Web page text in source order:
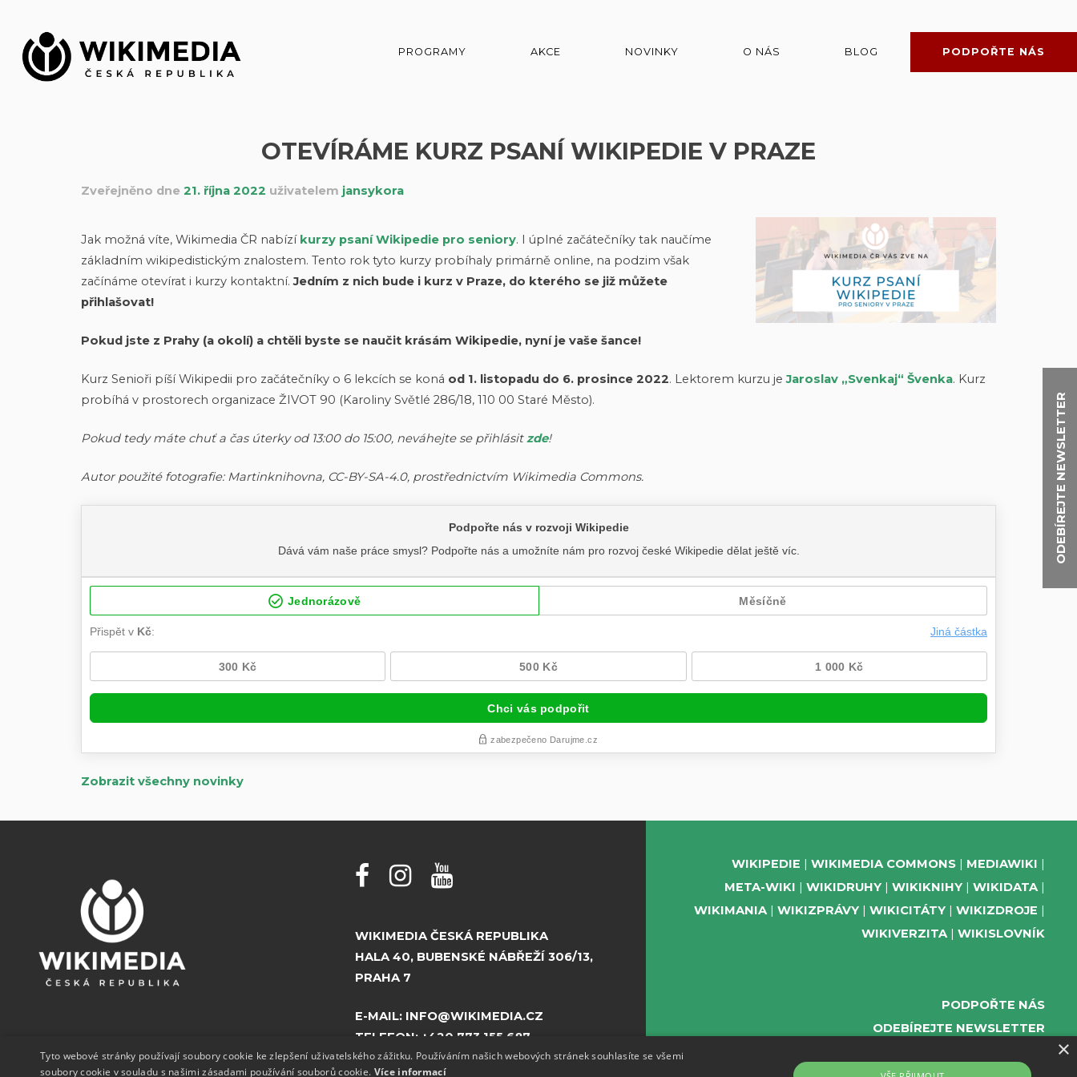
ODEBÍREJTE NEWSLETTER
obsah
PROGRAMY AKCE NOVINKY O NÁS BLOG PODPOŘTE NÁS
OTEVÍRÁME KURZ PSANÍ WIKIPEDIE V PRAZE
Zveřejněno dne 21. října 2022 uživatelem jansykora
Jak možná víte, Wikimedia ČR nabízí kurzy psaní Wikipedie pro seniory. I úplné začátečníky tak naučíme
základním wikipedistickým znalostem. Tento rok tyto kurzy probíhaly primárně online, na podzim však
začínáme otevírat i kurzy kontaktní.Jedním z nich bude i kurz v Praze, do kterého se již můžete
přihlašovat!
Pokud jste z Prahy (a okolí) a chtěli byste se naučit krásám Wikipedie, nyní je vaše šance!
Kurz Senioři píší Wikipedii pro začátečníky o 6 lekcích se koná od 1. listopadu do 6. prosince 2022. Lektorem kurzu jeJaroslav „Svenkaj“ Švenka. Kurz
probíhá v prostorech organizace ŽIVOT 90 (Karoliny Světlé 286/18, 110 00 Staré Město).
Pokud tedy máte chuť a čas úterky od 13:00 do 15:00, neváhejte se přihlásitzde!
Autor použité fotografie: Martinknihovna, CC-BY-SA-4.0, prostřednictvím Wikimedia Commons.
Zobrazit všechny novinky
WIKIMEDIA ČESKÁ REPUBLIKA
HALA 40, BUBENSKÉ NÁBŘEŽÍ 306/13,
PRAHA 7
E-MAIL: INFO@WIKIMEDIA.CZ
TELEFON: +420 773 155 687
WIKIPEDIE WIKIMEDIA COMMONS
MEDIAWIKI
META-WIKI
WIKIDRUHY WIKIKNIHY
WIKIDATA
WIKIMANIA
WIKIZPRÁVY WIKICITÁTY
WIKIZDROJE
WIKIVERZITA
WIKISLOVNÍK
PODPOŘTE NÁS
ODEBÍREJTE NEWSLETTER
×
Tyto webové stránky používají soubory cookie ke zlepšení uživatelského zážitku. Používáním našich webových stránek souhlasíte se všemi
soubory cookie v souladu s našimi zásadami používání souborů cookie. Více informací